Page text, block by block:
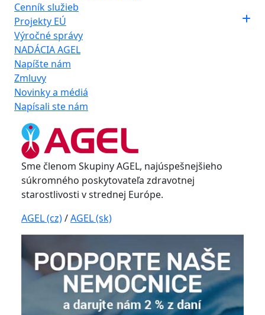
Cenník služieb
Projekty EÚ
Výročné správy
NADÁCIA AGEL
Napíšte nám
Zmluvy
Novinky a médiá
Napísali ste nám
Sme členom Skupiny AGEL, najúspešnejšieho
súkromného poskytovateľa zdravotnej
starostlivosti v strednej Európe.
AGEL (cz)/AGEL (sk)